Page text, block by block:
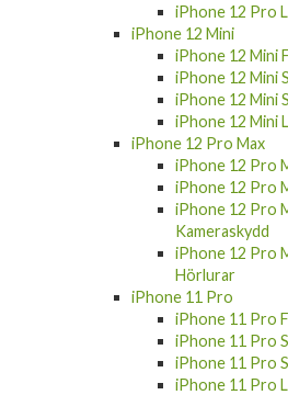
iPhone 12 Pro
iPhone 12 Mini
iPhone 12 Mini
iPhone 12 Mini
iPhone 12 Mini
iPhone 12 Mini
iPhone 12 Pro Max
iPhone 12 Pro
iPhone 12 Pro
iPhone 12 Pro
Kameraskydd
iPhone 12 Pro
Hörlurar
iPhone 11 Pro
iPhone 11 Pro
iPhone 11 Pro
iPhone 11 Pro
iPhone 11 Pro